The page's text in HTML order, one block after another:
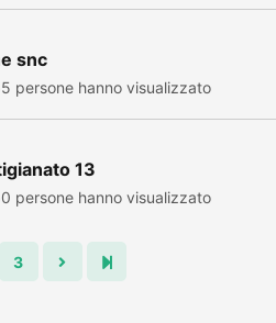
snc
persone hanno visualizzato
13
persone hanno visualizzato
3